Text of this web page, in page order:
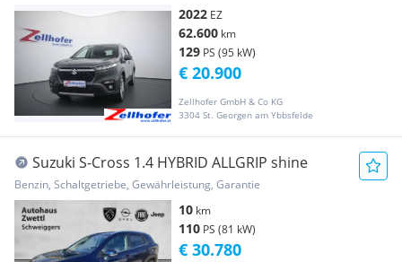
2022 EZ
62.600 km
129 PS (95 kW)
Zellhofer GmbH & Co KG
3304 St. Georgen am Ybbsfelde
€ 20.900
Suzuki S-Cross 1.4 HYBRID ALLGRIP shine
Benzin, Schaltgetriebe, Gewährleistung, Garantie
10 km
110 PS (81 kW)
€ 30.780